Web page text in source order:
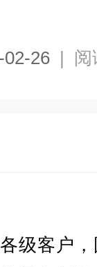
02-26 | 阅
级客户